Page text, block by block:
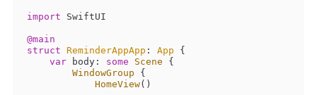
import SwiftUI
@main
struct ReminderAppApp : App
{
var body: some Scene {
WindowGroup {
HomeView()